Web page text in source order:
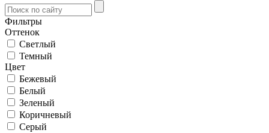
Фильтры
Оттенок
Светлый
Темный
Цвет
Бежевый
Белый
Зеленый
Коричневый
Серый